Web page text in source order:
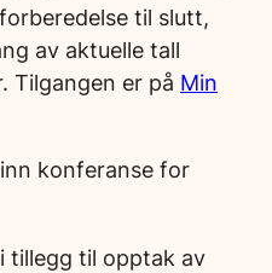
til slutt,
av aktuelle tall
Tilgangen er på Min
konferanse for
tillegg til opptak av